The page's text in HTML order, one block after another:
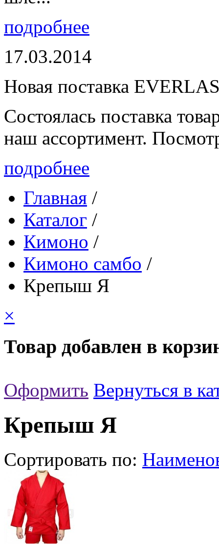
подробнее
17.03.2014
Новая поставка
Состоялась поставка
наш ассортимент.
подробнее
Главная /
Каталог /
Кимоно /
Кимоно самбо /
Крепыш Я
×
Товар добавлен в
Оформить Вернуться в
Крепыш Я
Сортировать по: